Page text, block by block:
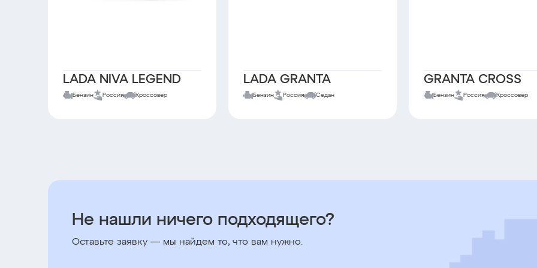
LADA NIVA LEGEND
Бензин Россия Кроссовер
LADA GRANTA
Бензин Россия Седан
GRANTA CROSS
Бензин Россия Кроссовер
Не нашли ничего подходящего?
Оставьте заявку — мы найдем то, что вам нужно.